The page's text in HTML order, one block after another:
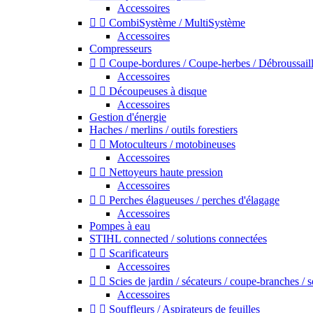
Accessoires
  CombiSystème / MultiSystème
Accessoires
Compresseurs
  Coupe-bordures / Coupe-herbes /
Accessoires
  Découpeuses à disque
Accessoires
Gestion d'énergie
Haches / merlins / outils forestiers
  Motoculteurs / motobineuses
Accessoires
  Nettoyeurs haute pression
Accessoires
  Perches élagueuses / perches d'élagage
Accessoires
Pompes à eau
STIHL connected / solutions connectées
  Scarificateurs
Accessoires
  Scies de jardin / sécateurs / coupe-branches /
Accessoires
  Souffleurs / Aspirateurs de feuilles